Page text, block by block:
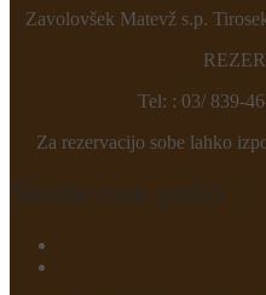
Zavolovšek Matevž s.p.
Tel: : 03/ 839-
Za rezervacijo sobe lahko
Sledite nam preko :